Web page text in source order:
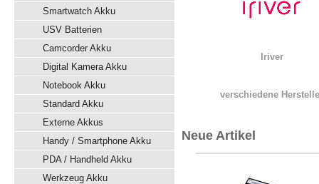
Smartwatch Akku
USV Batterien
Camcorder Akku
Digital Kamera Akku
Notebook Akku
Standard Akku
Externe Akkus
Handy / Smartphone Akku
PDA / Handheld Akku
Werkzeug Akku
Iriver
verschiedene
Neue Artikel